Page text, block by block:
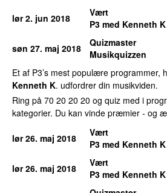
lør 2. jun 2018
Vært
P3 med Kenneth K
søn 27. maj 2018
Quizmaster
Musikquizzen
Et af P3’s mest populære programmer,
Kenneth K. udfordrer din musikviden.
Ring på 70 20 20 20 og quiz med i
kategorier. Du kan vinde præmier - og
lør 26. maj 2018
Vært
P3 med Kenneth K
lør 26. maj 2018
Vært
P3 med Kenneth K